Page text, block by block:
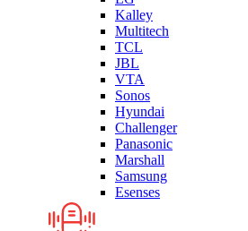
Kalley
Multitech
TCL
JBL
VTA
Sonos
Hyundai
Challenger
Panasonic
Marshall
Samsung
Esenses